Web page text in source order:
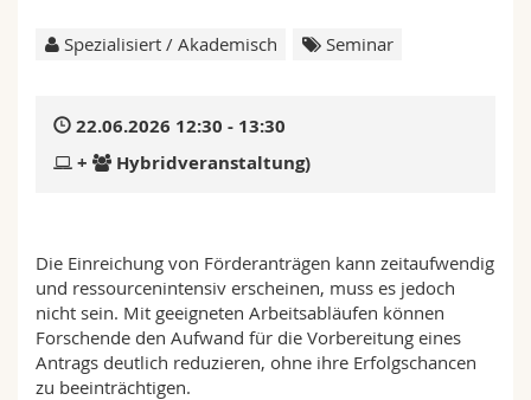
Weiterbildung
Philosophische Fak.
Fak. für Erziehungs- und Bildungswissenschaften
Interfakultär
Medien
Forschende
Doktorierende
Bibliotheken
Vorlesungsverzeichnis
MyUnifr
Spezialisiert / Akademisch Seminar
22.06.2026 12:30 - 13:30
+
Hybridveranstaltung)
Die Einreichung von Förderanträgen kann zeitaufwendig
und ressourcenintensiv erscheinen, muss es jedoch
nicht sein. Mit geeigneten Arbeitsabläufen können
Forschende den Aufwand für die Vorbereitung eines
Antrags deutlich reduzieren, ohne ihre Erfolgschancen
zu beeinträchtigen.